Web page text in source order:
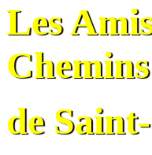
Les
Chemins
de